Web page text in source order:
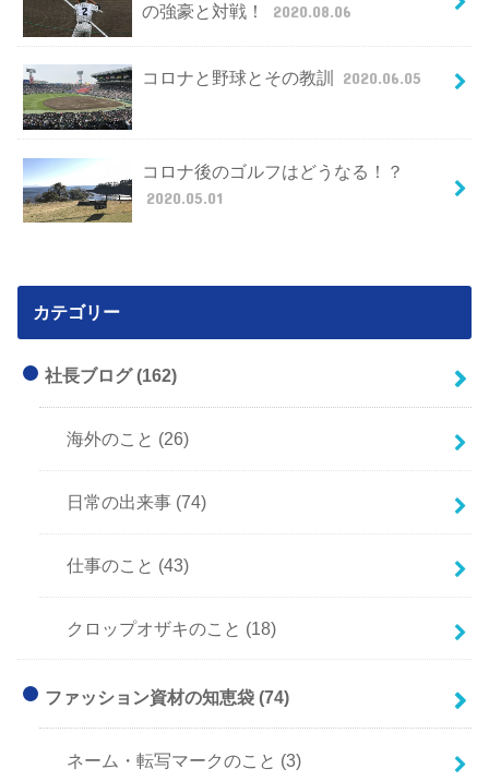
の強豪と対戦！
2020.08.06
コロナと野球とその教訓 2020.06.05
コロナ後のゴルフはどうなる！？
2020.05.01
カテゴリー
社長ブログ(162)
海外のこと (26)
日常の出来事 (74)
仕事のこと (43)
クロップオザキのこと (18)
ファッション資材の知恵袋(74)
ネーム・転写マークのこと (3)